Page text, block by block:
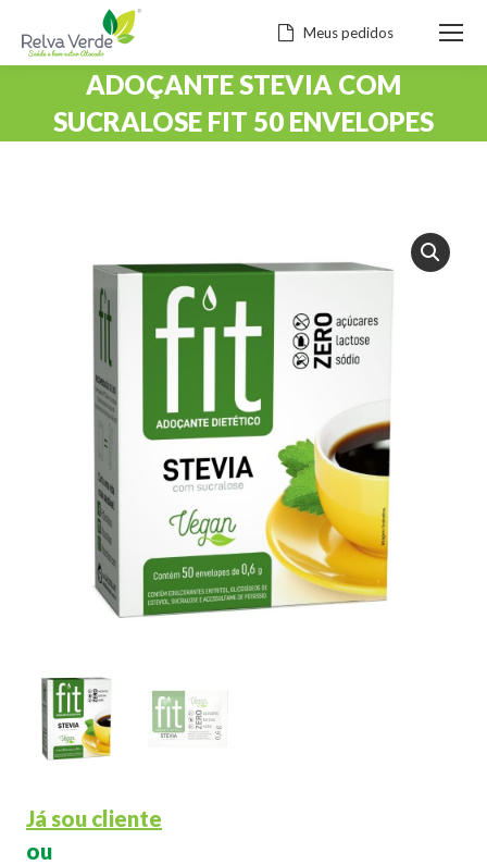
Meus pedidos
ADOÇANTE STEVIA COM
SUCRALOSE FIT 50 ENVELOPES
Já sou cliente
ou